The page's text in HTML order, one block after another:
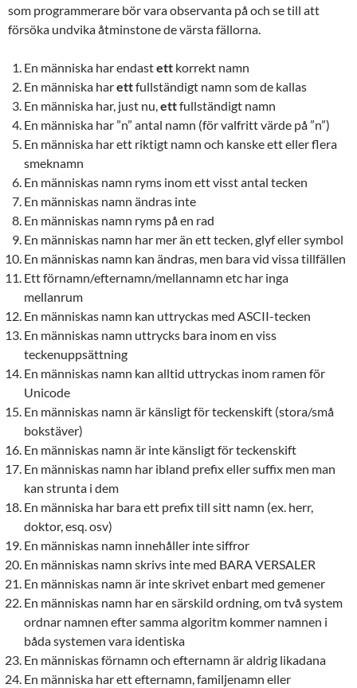
som programmerare bör vara observanta på och se till att
försöka undvika åtminstone de värsta fällorna.
En människa har endastett korrekt namn
En människa harettfullständigt namn som de kallas
En människa har, just nu,ettfullständigt namn
En människa har ”n” antal namn (för valfritt värde på ”n”)
En människa har ett riktigt namn och kanske ett eller flera
smeknamn
En människas namn ryms inom ett visst antal tecken
En människas namn ändras inte
En människas namn ryms på en rad
En människas namn har mer än ett tecken, glyf eller symbol
En människas namn kan ändras, men bara vid vissa tillfällen
Ett förnamn/efternamn/mellannamn etc har inga
mellanrum
En människas namn kan uttryckas med ASCII-tecken
En människas namn uttrycks bara inom en viss
teckenuppsättning
En människas namn kan alltid uttryckas inom ramen för
Unicode
En människas namn är känsligt för teckenskift (stora/små
bokstäver)
En människas namn är inte känsligt för teckenskift
En människas namn har ibland prefix eller suffix men man
kan strunta i dem
En människa har bara ett prefix till sitt namn (ex. herr,
doktor, esq. osv)
En människas namn innehåller inte siffror
En människas namn skrivs inte med BARA VERSALER
En människas namn är inte skrivet enbart med gemener
En människas namn har en särskild ordning, om två system
ordnar namnen efter samma algoritm kommer namnen i
båda systemen vara identiska
En människas förnamn och efternamn är aldrig likadana
En människa har ett efternamn, familjenamn eller